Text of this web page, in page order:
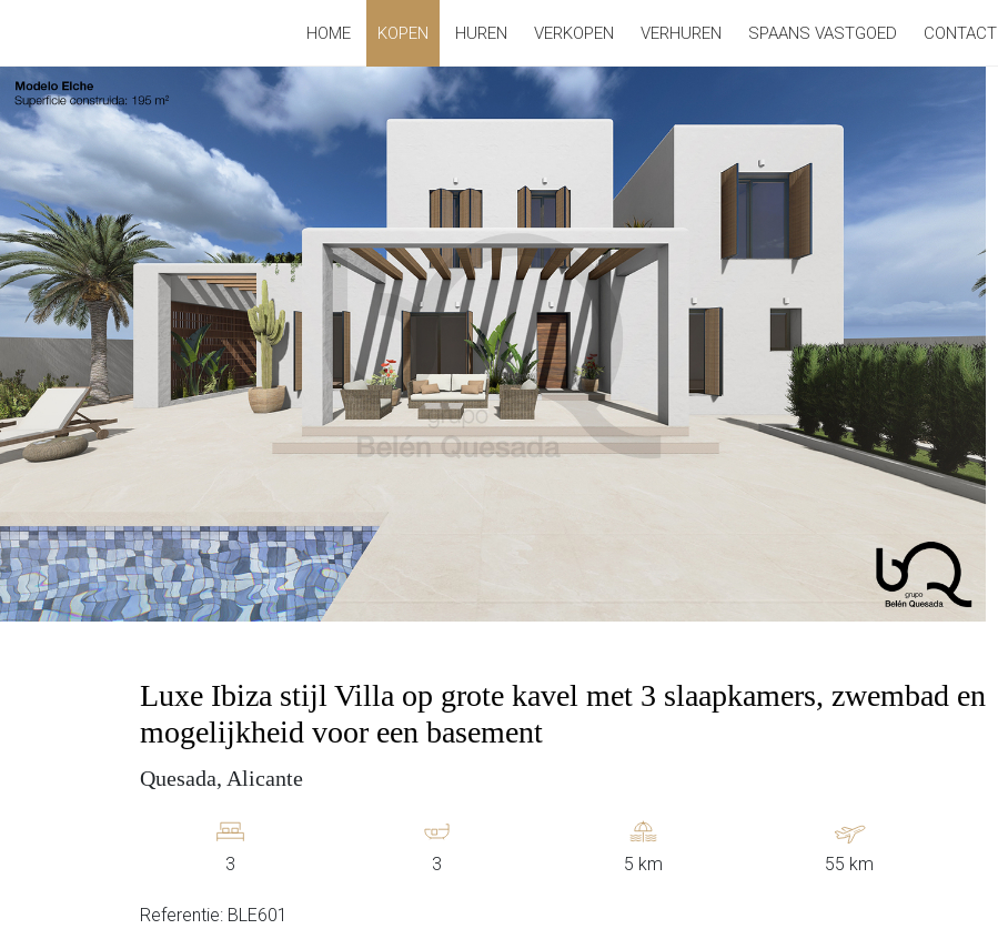
HOME KOPEN HUREN VERKOPEN VERHUREN SPAANS VASTGOED CONTACT
Luxe Ibiza stijl Villa op grote kavel met 3 slaapkamers, zwembad en
mogelijkheid voor een basement
Quesada, Alicante
3 3 5 km 55 km
Referentie: BLE601